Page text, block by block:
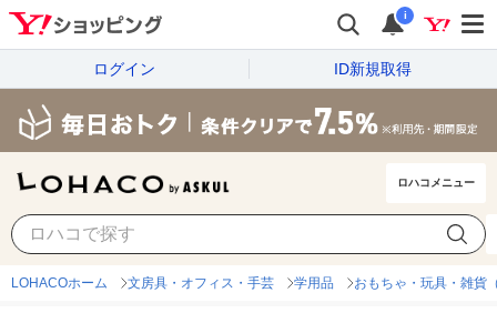
i
ログイン ID新規取得
ロハコメニュー
LOHACOホーム 文房具・オフィス・手芸 学用品 おもちゃ・玩具・雑貨